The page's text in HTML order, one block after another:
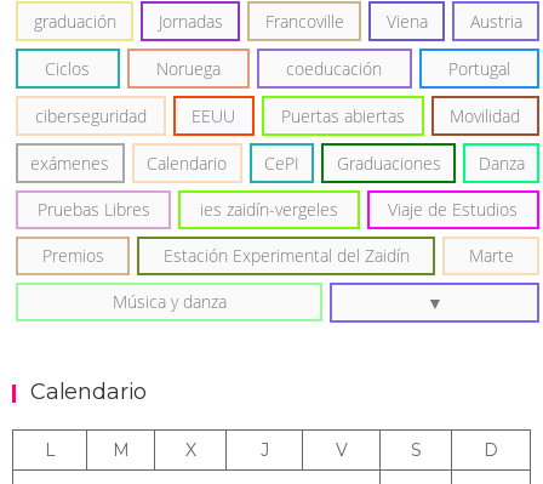
graduación Jornadas Francoville Viena Austria
Ciclos Noruega coeducación Portugal
ciberseguridad EEUU Puertas abiertas Movilidad
exámenes Calendario CePI Graduaciones Danza
Pruebas Libres ies zaidín-vergeles Viaje de Estudios
Premios Estación Experimental del Zaidín Marte
Música y danza
Calendario
L M X J V S
D